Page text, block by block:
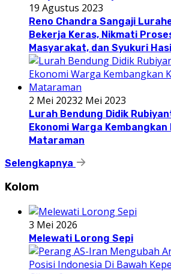
19 Agustus 2023
Reno Chandra Sangaji
Bekerja Keras, Nikmati
Masyarakat, dan Syukuri
2 Mei 20232 Mei 2023
Lurah Bendung Didik
Ekonomi Warga
Mataraman
Selengkapnya
Kolom
3 Mei 2026
Melewati Lorong Sepi